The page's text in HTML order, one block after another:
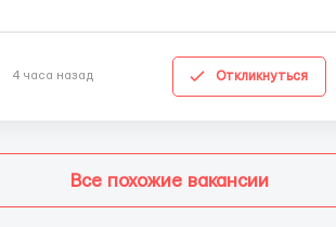
4 часа назад Откликнуться
Все похожие вакансии